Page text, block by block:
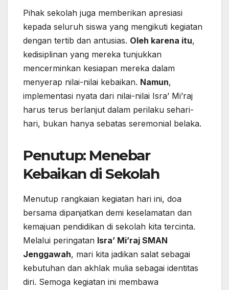
Pihak sekolah juga memberikan apresiasi
kepada seluruh siswa yang mengikuti kegiatan
dengan tertib dan antusias. Oleh karena itu,
kedisiplinan yang mereka tunjukkan
mencerminkan kesiapan mereka dalam
menyerap nilai-nilai kebaikan. Namun,
implementasi nyata dari nilai-nilai Isra’ Mi’raj
harus terus berlanjut dalam perilaku sehari-
hari, bukan hanya sebatas seremonial belaka.
Penutup: Menebar
Kebaikan di Sekolah
Menutup rangkaian kegiatan hari ini, doa
bersama dipanjatkan demi keselamatan dan
kemajuan pendidikan di sekolah kita tercinta.
Melalui peringatan Isra’ Mi’raj SMAN
Jenggawah, mari kita jadikan salat sebagai
kebutuhan dan akhlak mulia sebagai identitas
diri. Semoga kegiatan ini membawa